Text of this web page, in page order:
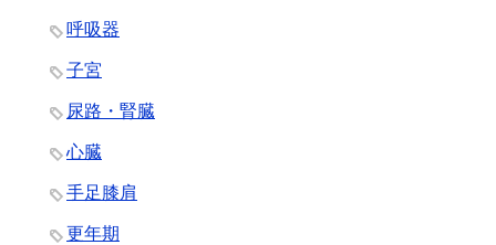
呼吸器
子宮
尿路・腎臓
心臓
手足膝肩
更年期